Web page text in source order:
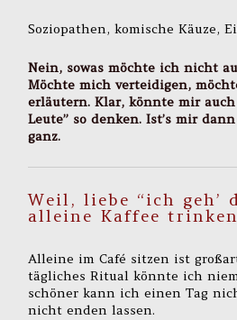
Soziopathen, komische Käuze,
Nein, sowas möchte ich nicht
Möchte mich verteidigen,
erläutern. Klar, könnte mir auch
Leute” so denken. Ist’s mir
ganz.
Weil, liebe “ich geh’
alleine Kaffee
Alleine im Café sitzen ist
tägliches Ritual könnte ich
schöner kann ich einen Tag
nicht enden lassen.